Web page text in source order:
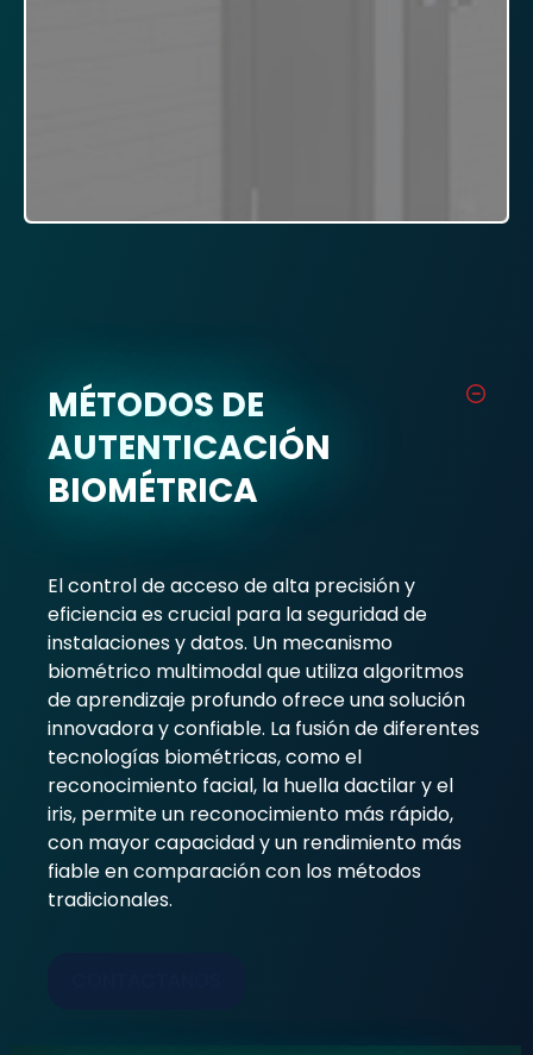
MÉTODOS DE
AUTENTICACIÓN
BIOMÉTRICA
El control de acceso de alta precisión y
eficiencia es crucial para la seguridad de
instalaciones y datos. Un mecanismo
biométrico multimodal que utiliza algoritmos
de aprendizaje profundo ofrece una solución
innovadora y confiable. La fusión de diferentes
tecnologías biométricas, como el
reconocimiento facial, la huella dactilar y el
iris, permite un reconocimiento más rápido,
con mayor capacidad y un rendimiento más
fiable en comparación con los métodos
tradicionales.